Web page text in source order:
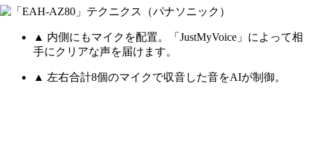
▲ 内側にもマイクを配置。「JustMyVoice」によって相
手にクリアな声を届けます。
▲ 左右合計8個のマイクで収音した音をAIが制御。